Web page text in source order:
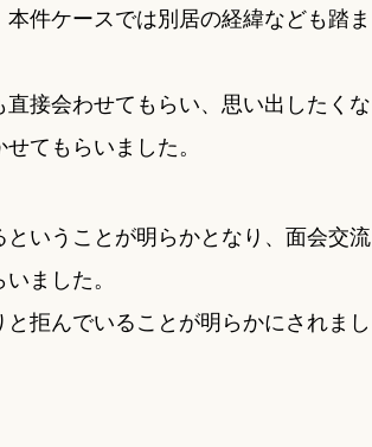
件ケースでは別居の経緯なども踏ま
接会わせてもらい、思い出したくな
てもらいました。
いうことが明らかとなり、面会交流
ました。
拒んでいることが明らかにされまし